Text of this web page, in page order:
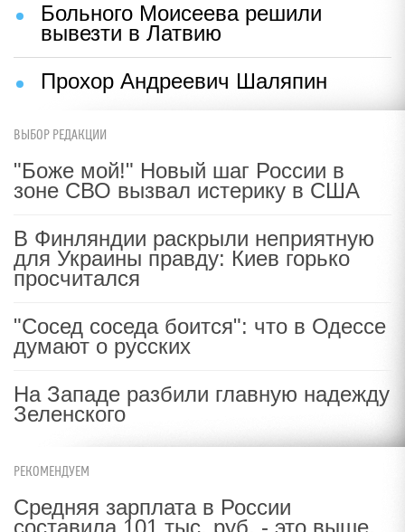
Больного Моисеева решили
вывезти в Латвию
Прохор Андреевич Шаляпин
ВЫБОР РЕДАКЦИИ
"Боже мой!" Новый шаг России в
зоне СВО вызвал истерику в США
В Финляндии раскрыли неприятную
для Украины правду: Киев горько
просчитался
"Сосед соседа боится": что в Одессе
думают о русских
На Западе разбили главную надежду
Зеленского
РЕКОМЕНДУЕМ
Средняя зарплата в России
составила 101 тыс. руб. - это выше,